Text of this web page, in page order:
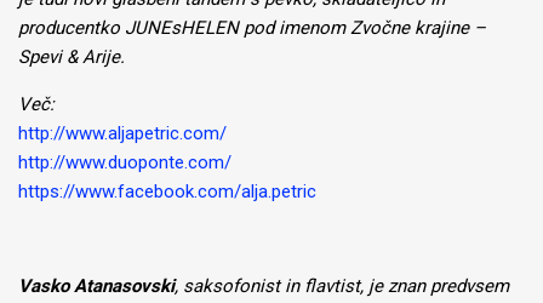
producentko JUNEsHELEN pod imenom Zvočne krajine –
Spevi & Arije.
Več:
http://www.aljapetric.com/
http://www.duoponte.com/
https://www.facebook.com/alja.petric
Vasko Atanasovski, saksofonist in flavtist, je znan predvsem